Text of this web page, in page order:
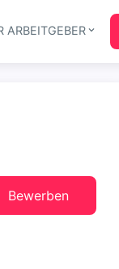
ARBEITGEBER
Bewerben